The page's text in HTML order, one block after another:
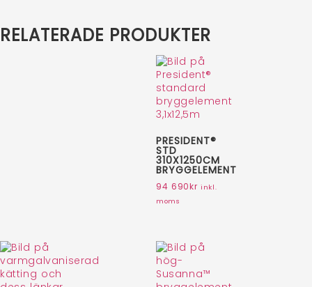
RELATERADE PRODUKTER
PRESIDENT®
STD
310X1250CM
BRYGGELEMENT
94 690kr inkl.
moms